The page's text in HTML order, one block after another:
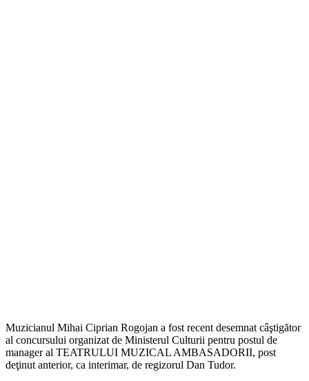
Muzicianul Mihai Ciprian Rogojan a fost recent desemnat câştigător
al concursului organizat de Ministerul Culturii pentru postul de
manager al TEATRULUI MUZICAL AMBASADORII, post
deţinut anterior, ca interimar, de regizorul Dan Tudor.